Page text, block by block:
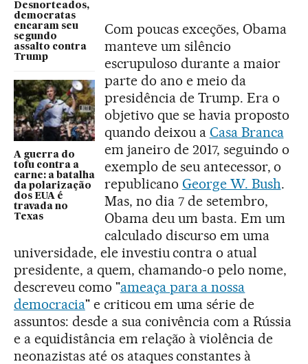
Desnorteados,
democratas
encaram seu
segundo
assalto contra
Trump
A guerra do
tofu contra a
carne: a batalha
da polarização
dos EUA é
travada no
Texas
Com poucas exceções, Obama
manteve um silêncio
escrupuloso durante a maior
parte do ano e meio da
presidência de Trump. Era o
objetivo que se havia proposto
quando deixou a Casa Branca
em janeiro de 2017, seguindo o
exemplo de seu antecessor, o
republicano George W. Bush.
Mas, no dia 7 de setembro,
Obama deu um basta. Em um
calculado discurso em uma
universidade, ele investiu contra o atual
presidente, a quem, chamando-o pelo nome,
descreveu como "ameaça para a nossa
democracia" e criticou em uma série de
assuntos: desde a sua conivência com a Rússia
e a equidistância em relação à violência de
neonazistas até os ataques constantes à